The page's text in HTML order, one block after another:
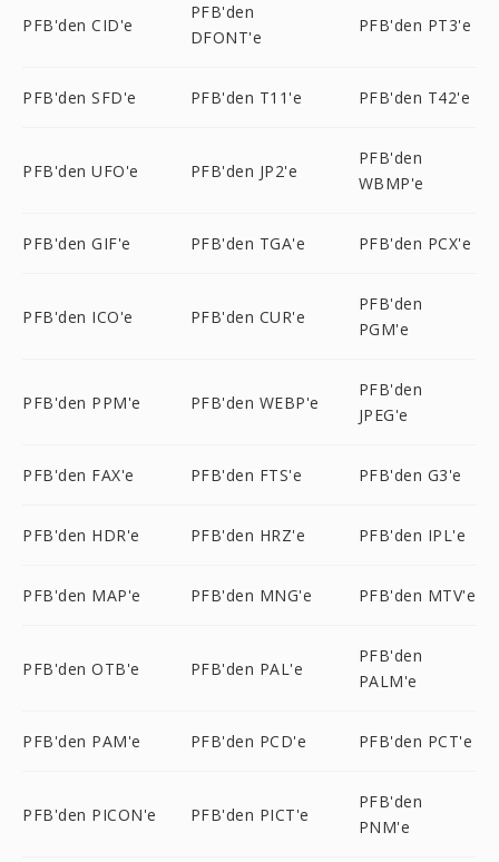
PFB'den CID'e
PFB'den
DFONT'e
PFB'den PT3'e
PFB'den SFD'e PFB'den T11'e PFB'den T42'e
PFB'den UFO'e PFB'den JP2'e
PFB'den
WBMP'e
PFB'den GIF'e PFB'den TGA'e PFB'den PCX'e
PFB'den ICO'e PFB'den CUR'e
PFB'den
PGM'e
PFB'den PPM'e PFB'den WEBP'e
PFB'den
JPEG'e
PFB'den FAX'e PFB'den FTS'e PFB'den G3'e
PFB'den HDR'e PFB'den HRZ'e PFB'den IPL'e
PFB'den MAP'e PFB'den MNG'e PFB'den MTV'e
PFB'den OTB'e PFB'den PAL'e
PFB'den
PALM'e
PFB'den PAM'e PFB'den PCD'e PFB'den PCT'e
PFB'den PICON'e PFB'den PICT'e
PFB'den
PNM'e